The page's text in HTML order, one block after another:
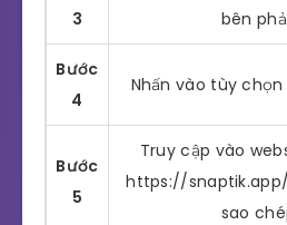
3
bên
Bước
4
Nhấn vào tùy
Bước
5
Truy cập vào
https://
sao